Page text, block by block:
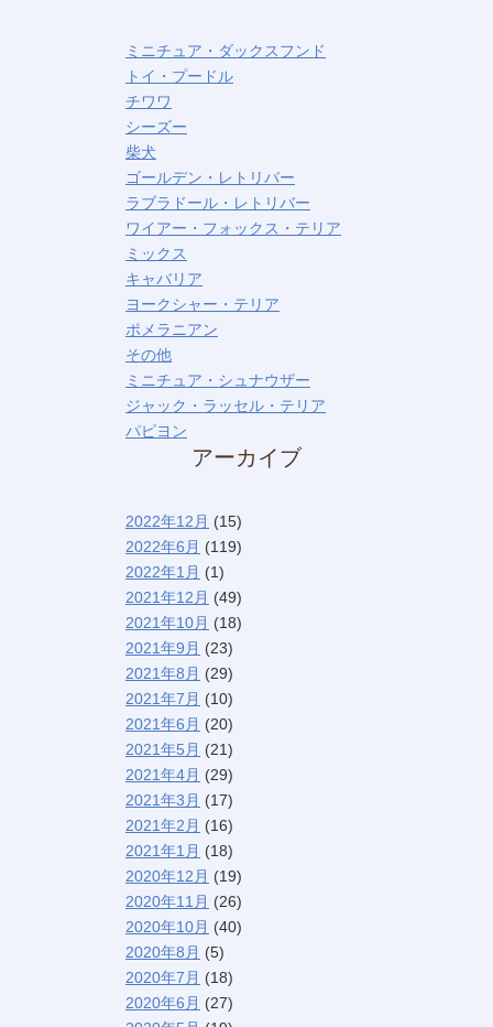
ミニチュア・ダックスフンド
トイ・プードル
チワワ
シーズー
柴犬
ゴールデン・レトリバー
ラブラドール・レトリバー
ワイアー・フォックス・テリア
ミックス
キャバリア
ヨークシャー・テリア
ポメラニアン
その他
ミニチュア・シュナウザー
ジャック・ラッセル・テリア
パピヨン
アーカイブ
2022年12月 (15)
2022年6月 (119)
2022年1月 (1)
2021年12月 (49)
2021年10月 (18)
2021年9月 (23)
2021年8月 (29)
2021年7月 (10)
2021年6月 (20)
2021年5月 (21)
2021年4月 (29)
2021年3月 (17)
2021年2月 (16)
2021年1月 (18)
2020年12月 (19)
2020年11月 (26)
2020年10月 (40)
2020年8月 (5)
2020年7月 (18)
2020年6月 (27)